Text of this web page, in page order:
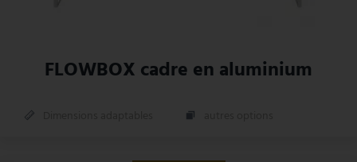
FLOWBOX cadre en aluminium